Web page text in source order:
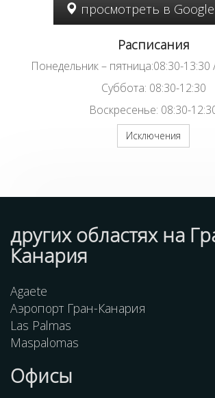
просмотреть в
Расписания
Понедельник – пятница:08:30-13:30
Суббота: 08:30-12:30
Воскресенье: 08:30-
Исключения
других областях на
Канария
Agaete
Аэропорт Гран-Канария
Las Palmas
Maspalomas
Офисы